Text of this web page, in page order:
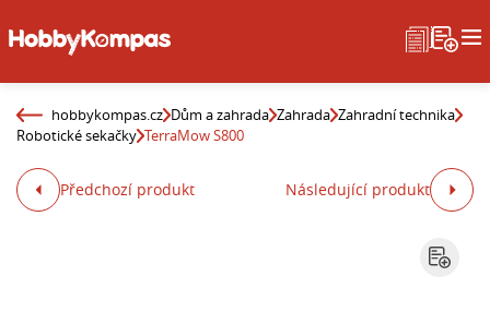
hobbykompas.cz Dům a zahrada Zahrada Zahradní technika
Robotické sekačky TerraMow S800
Předchozí produkt Následující produkt